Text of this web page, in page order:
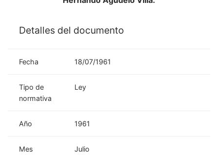
Detalles del documento
Fecha 18/07/1961
Tipo de
normativa
Ley
Año 1961
Mes Julio